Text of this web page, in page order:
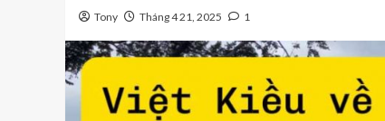
Tony Tháng 4 21, 2025 1